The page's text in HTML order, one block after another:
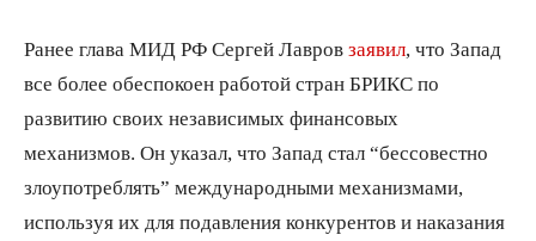
Ранее глава МИД РФ Сергей Лавров заявил , что Запад
все более обеспокоен работой стран БРИКС по
развитию своих независимых финансовых
механизмов. Он указал, что Запад стал “бессовестно
злоупотреблять” международными механизмами,
используя их для подавления конкурентов и наказания